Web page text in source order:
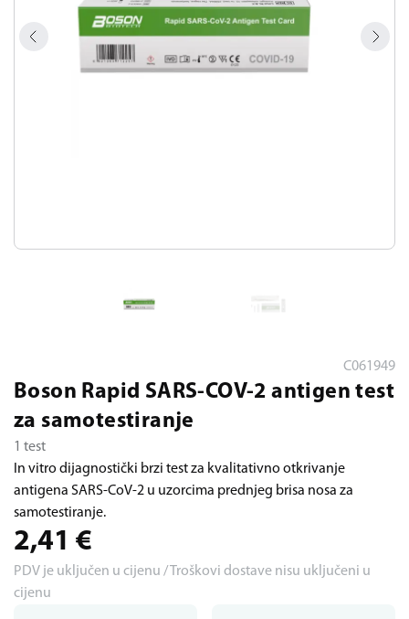
C061949
Boson Rapid SARS-COV-2 antigen test
za samotestiranje
1 test
In vitro dijagnostički brzi test za kvalitativno otkrivanje
antigena SARS-CoV-2 u uzorcima prednjeg brisa nosa za
samotestiranje.
2,41 €
PDV je uključen u cijenu / Troškovi dostave nisu uključeni u
cijenu